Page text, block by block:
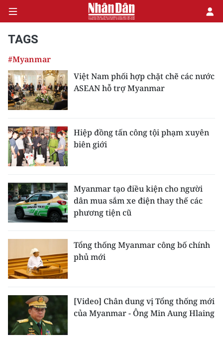
CHÍNH TRỊ
KINH TẾ
XÃ HỘI
PHÁP LUẬT
DU LỊCH
THẾ GIỚI
GIÁO DỤC
KHOA HỌC - CÔNG NGHỆ
MÔI TRƯỜNG
TAGS
#Myanmar
Việt Nam phối hợp chặt chẽ các nước
ASEAN hỗ trợ Myanmar
Hiệp đồng tấn công tội phạm xuyên
biên giới
Myanmar tạo điều kiện cho người
dân mua sắm xe điện thay thế các
phương tiện cũ
Tổng thống Myanmar công bố chính
phủ mới
[Video] Chân dung vị Tổng thống mới
của Myanmar - Ông Min Aung Hlaing